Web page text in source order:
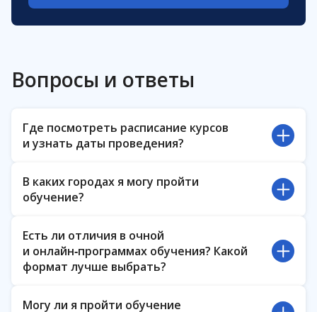
Вопросы и ответы
Где посмотреть расписание курсов
и узнать даты проведения?
курсов, пожалуйста, обратитесь к менеджеру
по организации обучения
В каких городах я могу пройти
обучение?
в Новосибирске на базе предприятия Eltex. Если
вы хотите пройти курс в другом городе,
изучите предложения наших
Есть ли отличия в очной
и онлайн‑программах обучения? Какой
формат лучше выбрать?
Могу ли я пройти обучение